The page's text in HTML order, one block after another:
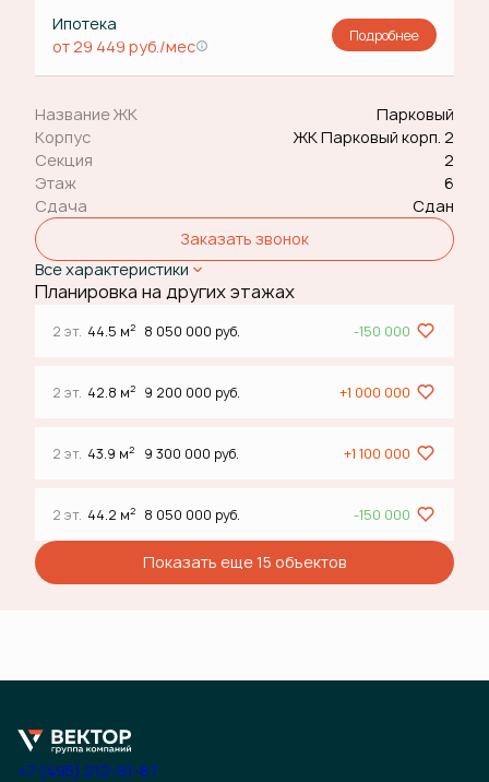
Ипотека
от 29 449 руб./мес
Подробнее
Название ЖК
Парковый
Корпус
ЖК Парковый корп. 2
Секция
2
Этаж
6
Сдача
Сдан
Заказать звонок
Все характеристики
Планировка на других этажах
2 эт. 44.5 м2 8 050 000 руб. -150 000
2 эт. 42.8 м2 9 200 000 руб. +1 000 000
2 эт. 43.9 м2 9 300 000 руб. +1 100 000
2 эт. 44.2 м2 8 050 000 руб. -150 000
Показать еще 15 объектов
+7 (495) 212-91-87